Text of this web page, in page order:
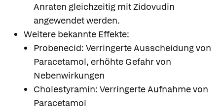
Anraten gleichzeitig mit Zidovudin
angewendet werden.
Weitere bekannte Effekte:
Probenecid: Verringerte Ausscheidung von
Paracetamol, erhöhte Gefahr von
Nebenwirkungen
Cholestyramin: Verringerte Aufnahme von
Paracetamol